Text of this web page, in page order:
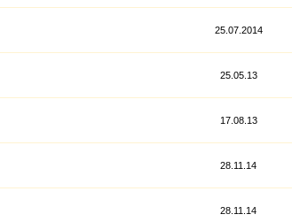
25.07.2014
25.05.13
17.08.13
28.11.14
28.11.14